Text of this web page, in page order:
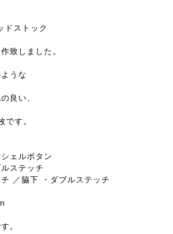
ドストック
致しました。
うな
良い、
です。
ェルボタン
ステッチ
／脇下 ・ダブルステッチ
。